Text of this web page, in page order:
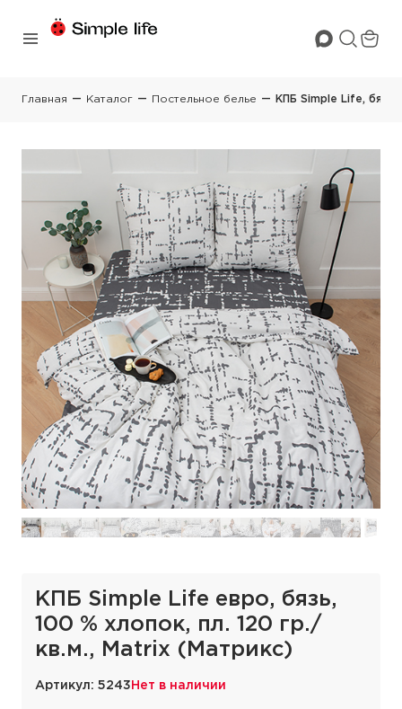
Главная Каталог Постельное белье КПБ Simple Life, бязь,
КПБ Simple Life евро, бязь,
100 % хлопок, пл. 120 гр./
кв.м., Matrix (Матрикс)
Артикул: 5243 Нет в наличии